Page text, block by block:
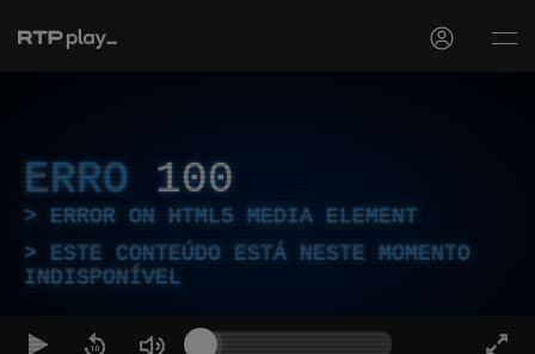
ERRO 100
ERROR ON HTML5 MEDIA ELEMENT
ESTE CONTEÚDO ESTÁ NESTE MOMENTO
INDISPONÍVEL